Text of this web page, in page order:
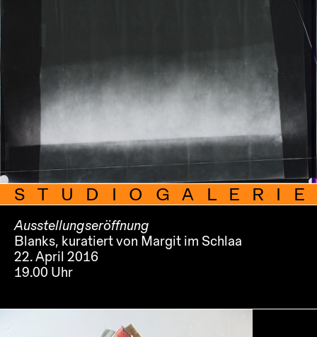
STUDIOGALERIE
Ausstellungseröffnung
Blanks, kuratiert von Margit im Schlaa
22. April 2016
19.00 Uhr